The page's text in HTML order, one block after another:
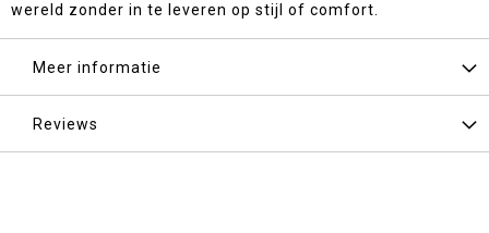
wereld zonder in te leveren op stijl of comfort.
Meer informatie
Reviews